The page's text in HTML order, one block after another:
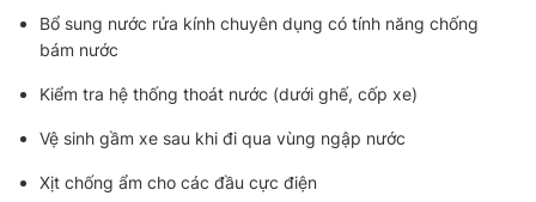
Bổ sung nước rửa kính chuyên dụng có tính năng chống
bám nước
Kiểm tra hệ thống thoát nước (dưới ghế, cốp xe)
Vệ sinh gầm xe sau khi đi qua vùng ngập nước
Xịt chống ẩm cho các đầu cực điện